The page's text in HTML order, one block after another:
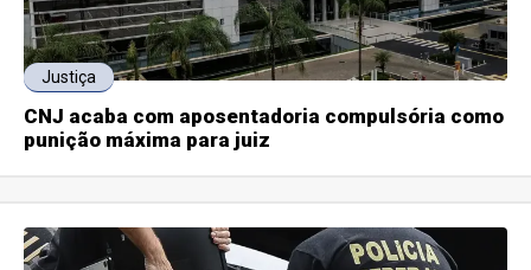
Justiça
CNJ acaba com aposentadoria compulsória como
punição máxima para juiz